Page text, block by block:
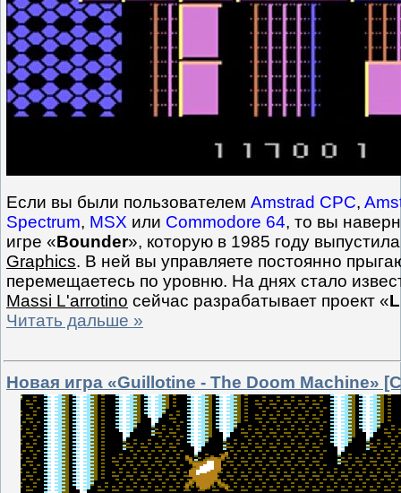
Если вы были пользователем Amstrad CPC,
Spectrum, MSX или Commodore 64, то вы
игре «Bounder», которую в 1985 году
Graphics. В ней вы управляете постоянно
перемещаетесь по уровню. На днях стало
Massi L'arrotino сейчас разрабатывает проект «
Читать дальше »
Новая игра «Guillotine - The Doom Machine»